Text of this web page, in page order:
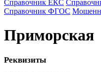
Справочник ЕКС
Справочник ФГОС
Приморская
Реквизиты